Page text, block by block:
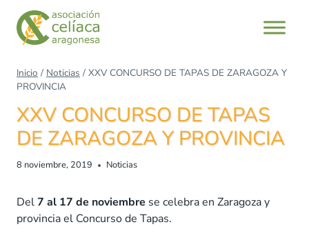
Saltar
contenido
Inicio / Noticias / XXV CONCURSO DE TAPAS DE ZARAGOZA Y
PROVINCIA
XXV CONCURSO DE TAPAS
DE ZARAGOZA Y PROVINCIA
8 noviembre, 2019 Noticias
Del7 al 17 de noviembre se celebra en Zaragoza y
provincia el Concurso de Tapas.